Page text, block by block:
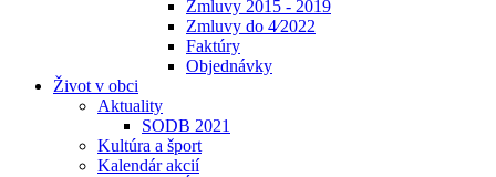
Zmluvy 2015 - 2019
Zmluvy do 4⁄2022
Faktúry
Objednávky
Život v obci
Aktuality
SODB 2021
Kultúra a šport
Kalendár akcií